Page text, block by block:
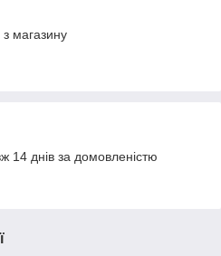
з магазину
14 днів за домовленістю